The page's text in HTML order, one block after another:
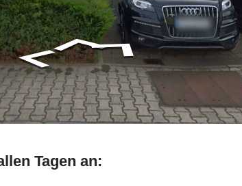
Tagen an: